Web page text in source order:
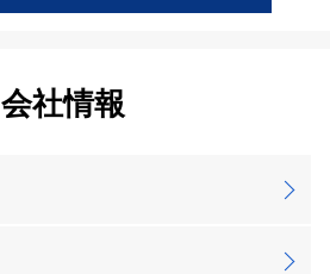
会社情報